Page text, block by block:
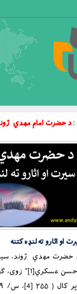
:د حضرت امام مهدي
اثارو ته لنډه کتنه
حضرت مهدي ژوند،